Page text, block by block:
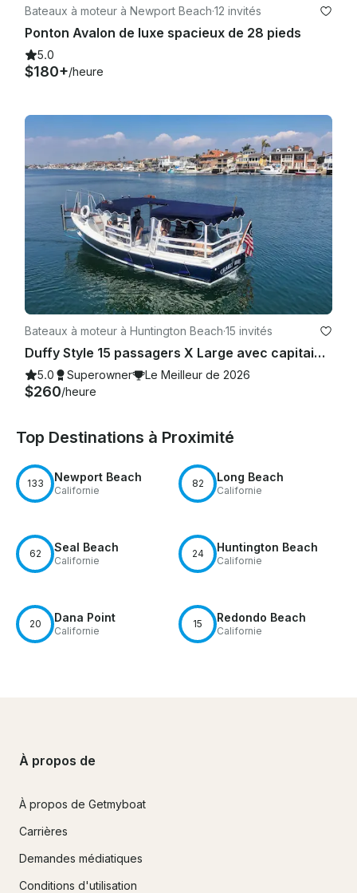
Bateaux à moteur à Newport Beach·12 invités
Ponton Avalon de luxe spacieux de 28 pieds
5.0
$180+/heure
Bateaux à moteur à Huntington Beach·15 invités
Duffy Style 15 passagers X Large avec capitaine à Huntington Beach, en Californie
5.0 Superowner Le Meilleur de 2026
$260/heure
Top Destinations à Proximité
133 Newport Beach
Californie
82 Long Beach
Californie
62 Seal Beach
Californie
24 Huntington Beach
Californie
20 Dana Point
Californie
15 Redondo Beach
Californie
À propos de
À propos de Getmyboat
Carrières
Demandes médiatiques
Conditions d'utilisation